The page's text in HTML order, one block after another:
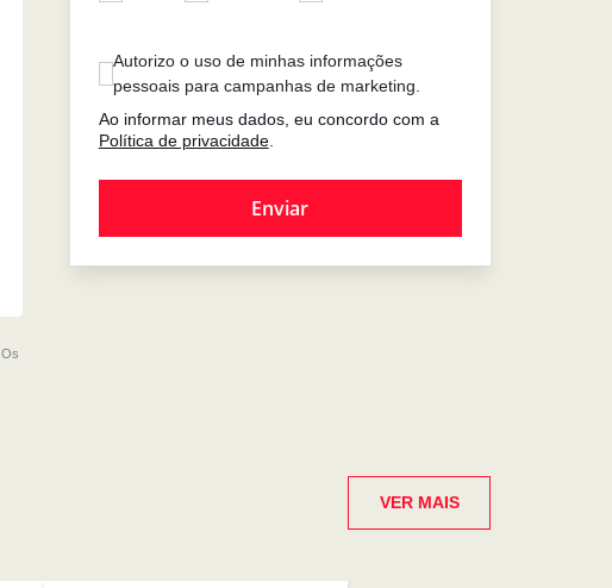
Autorizo o uso de minhas informações
pessoais para campanhas de marketing.
Ao informar meus dados, eu concordo com a
Política de privacidade.
. Os
VER MAIS